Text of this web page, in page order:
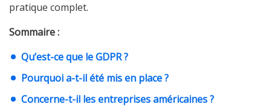
pratique complet.
Sommaire :
Qu’est-ce que le GDPR ?
Pourquoi a-t-il été mis en place ?
Concerne-t-il les entreprises américaines ?